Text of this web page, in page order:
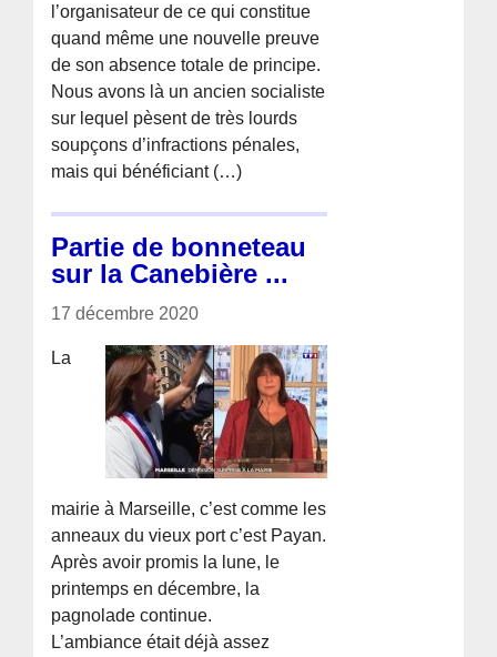
l’organisateur de ce qui constitue
quand même une nouvelle preuve
de son absence totale de principe.
Nous avons là un ancien socialiste
sur lequel pèsent de très lourds
soupçons d’infractions pénales,
mais qui bénéficiant (…)
Partie de bonneteau
sur la Canebière ...
17 décembre 2020
La
mairie à Marseille, c’est comme les
anneaux du vieux port c’est Payan.
Après avoir promis la lune, le
printemps en décembre, la
pagnolade continue.
L’ambiance était déjà assez